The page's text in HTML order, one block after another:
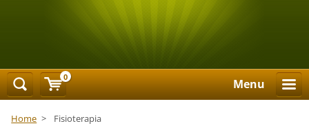
Menu
Home > Fisioterapia
0